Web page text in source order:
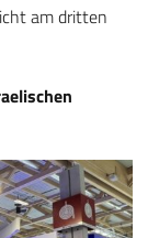
am dritten